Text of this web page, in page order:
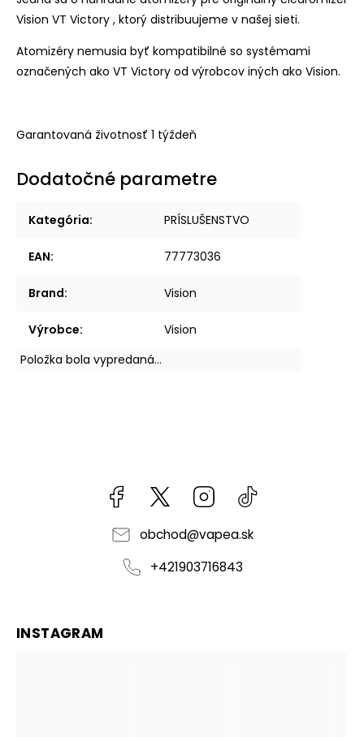
Vision VT Victory , ktorý distribuujeme v našej sieti.
Atomizéry nemusia byť kompatibilné so systémami
označených ako VT Victory od výrobcov iných ako Vision.
Garantovaná životnosť 1 týždeň
Dodatočné parametre
Kategória: PRÍSLUŠENSTVO
EAN: 77773036
Brand: Vision
Výrobce:
Vision
Položka bola vypredaná…
Facebook kzifcak85131Instagram
obchod@vapea.sk
+421903716843
INSTAGRAM